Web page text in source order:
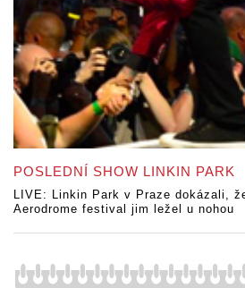
POSLEDNÍ SHOW LINKIN PARK
LIVE: Linkin Park v Praze dokázali,
Aerodrome festival jim ležel u nohou